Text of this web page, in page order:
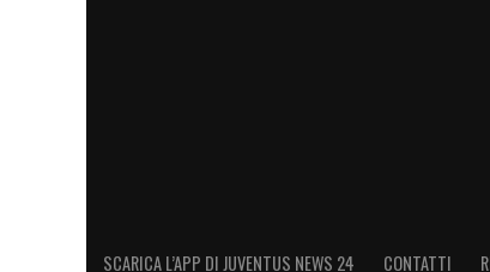
SCARICA L’APP DI JUVENTUS NEWS 24 CONTATTI